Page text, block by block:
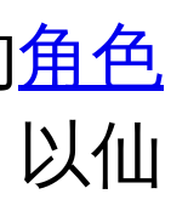
角色
仙